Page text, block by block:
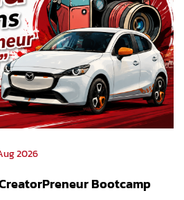
2026
Bootcamp